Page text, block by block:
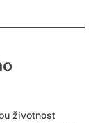
životnost